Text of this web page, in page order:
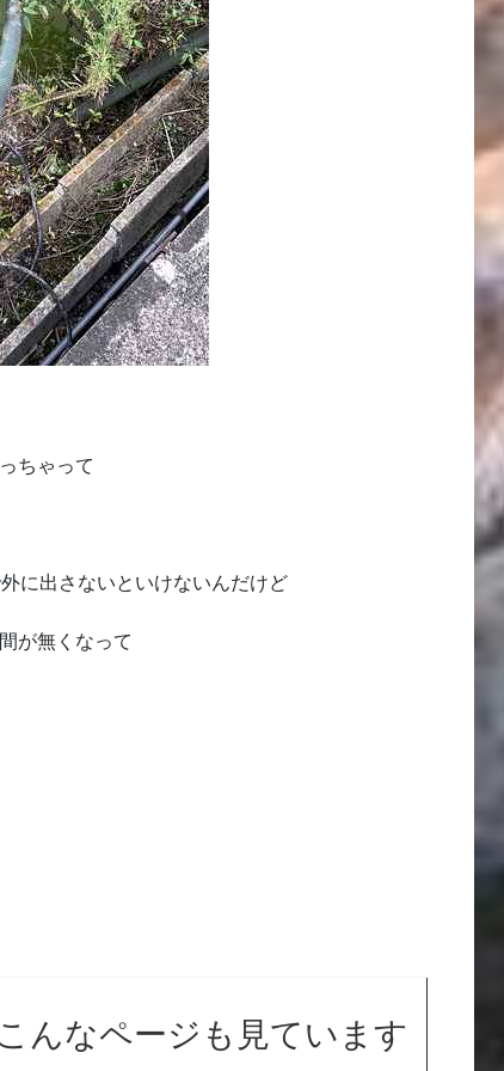
ちゃって
に出さないといけないんだけど
が無くなって
んなページも見ています